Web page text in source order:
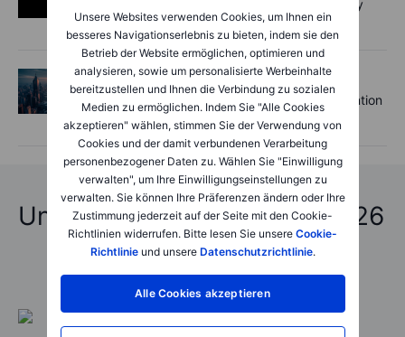
Unsere Websites verwenden Cookies, um Ihnen ein
besseres Navigationserlebnis zu bieten, indem sie den
Betrieb der Website ermöglichen, optimieren und
analysieren, sowie um personalisierte Werbeinhalte
bereitzustellen und Ihnen die Verbindung zu sozialen
Medien zu ermöglichen. Indem Sie "Alle Cookies
akzeptieren" wählen, stimmen Sie der Verwendung von
Cookies und der damit verbundenen Verarbeitung
personenbezogener Daten zu. Wählen Sie "Einwilligung
verwalten", um Ihre Einwilligungseinstellungen zu
verwalten. Sie können Ihre Präferenzen ändern oder Ihre
Zustimmung jederzeit auf der Seite mit den Cookie-
Richtlinien widerrufen. Bitte lesen Sie unsere Cookie-
Richtlinieund unsere Datenschutzrichtlinie.
Alle Cookies akzeptieren
Palantir earnings: AI leaves the laboratory
and enters the workflow
Devisen
2026-08-04 06:46:00
The FX Trader: Coordinated JPY intervention
changes the playing field.
Unfassbare Vorhersagen 2026